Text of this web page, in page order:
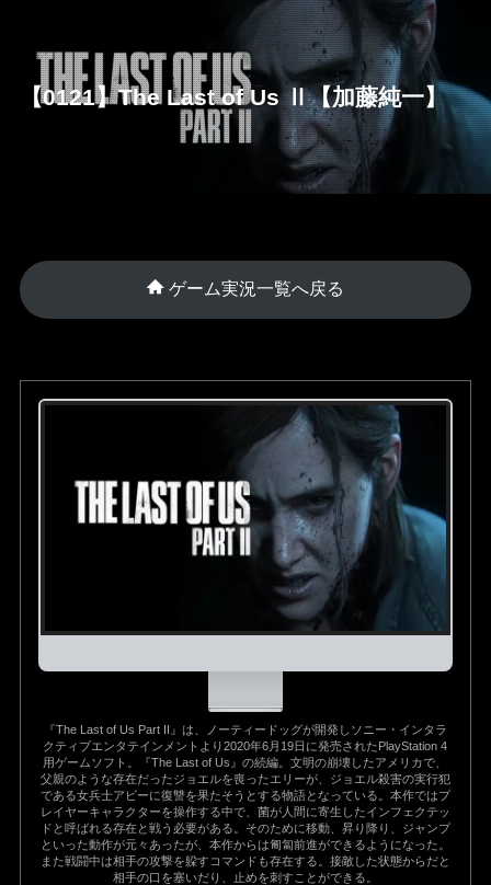
【0121】The Last of Us Ⅱ【加藤純一】
ゲーム実況一覧へ戻る
『The Last of Us Part II』は、ノーティードッグが開発しソニー・インタラ
クティブエンタテインメントより2020年6月19日に発売されたPlayStation 4
用ゲームソフト。『The Last of Us』の続編。文明の崩壊したアメリカで、
父親のような存在だったジョエルを喪ったエリーが、ジョエル殺害の実行犯
である女兵士アビーに復讐を果たそうとする物語となっている。本作ではプ
レイヤーキャラクターを操作する中で、菌が人間に寄生したインフェクテッ
ドと呼ばれる存在と戦う必要がある。そのために移動、昇り降り、ジャンプ
といった動作が元々あったが、本作からは匍匐前進ができるようになった。
また戦闘中は相手の攻撃を躱すコマンドも存在する。接敵した状態からだと
相手の口を塞いだり、止めを刺すことができる。